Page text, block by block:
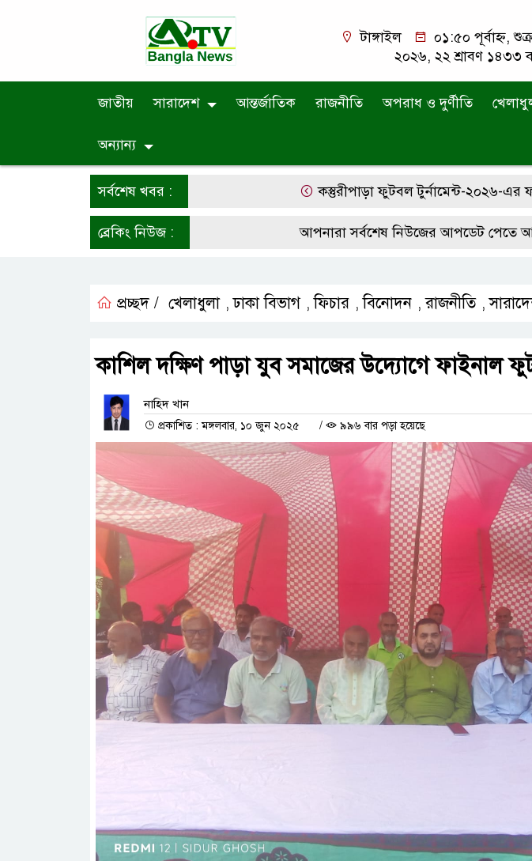
টাঙ্গাইল
০১:৫০ পূর্বাহ্ন,
২০২৬, ২২ শ্রাবণ ১৪৩৩
জাতীয় সারাদেশ আন্তর্জাতিক রাজনীতি অপরাধ ও দুর্ণীতি
অন্যান্য
সর্বশেষ খবর : কস্তুরীপাড়া ফুটবল টুর্নামেন্ট-২০২৬-এর ফাইনাল
ব্রেকিং নিউজ : আপনারা সর্বশেষ নিউজের আপডেট পেতে
প্রচ্ছদ / খেলাধুলা ,ঢাকা বিভাগ ,ফিচার ,বিনোদন ,রাজনীতি ,
কাশিল দক্ষিণ পাড়া যুব সমাজের উদ্যােগে ফাইনাল
নাহিদ খান
প্রকাশিত : মঙ্গলবার, ১০ জুন ২০২৫ / ৯৯৬ বার পড়া হয়েছে